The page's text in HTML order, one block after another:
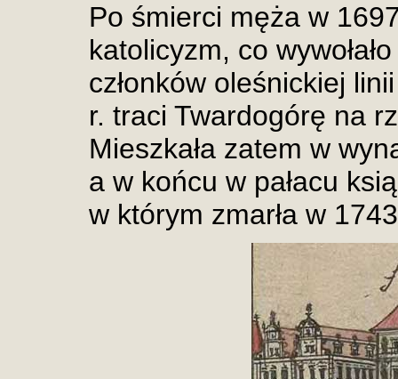
Po śmierci męża w
katolicyzm, co
członków oleśnickiej
r. traci Twardogórę na
Mieszkała zatem w
a w końcu w pałacu
w którym zmarła w